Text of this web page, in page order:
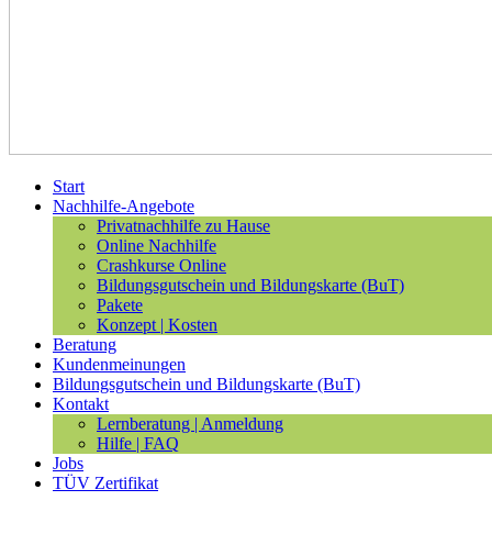
Start
Nachhilfe-Angebote
Privatnachhilfe zu Hause
Online Nachhilfe
Crashkurse Online
Bildungsgutschein und Bildungskarte (BuT)
Pakete
Konzept | Kosten
Beratung
Kundenmeinungen
Bildungsgutschein und Bildungskarte (BuT)
Kontakt
Lernberatung | Anmeldung
Hilfe | FAQ
Jobs
TÜV Zertifikat